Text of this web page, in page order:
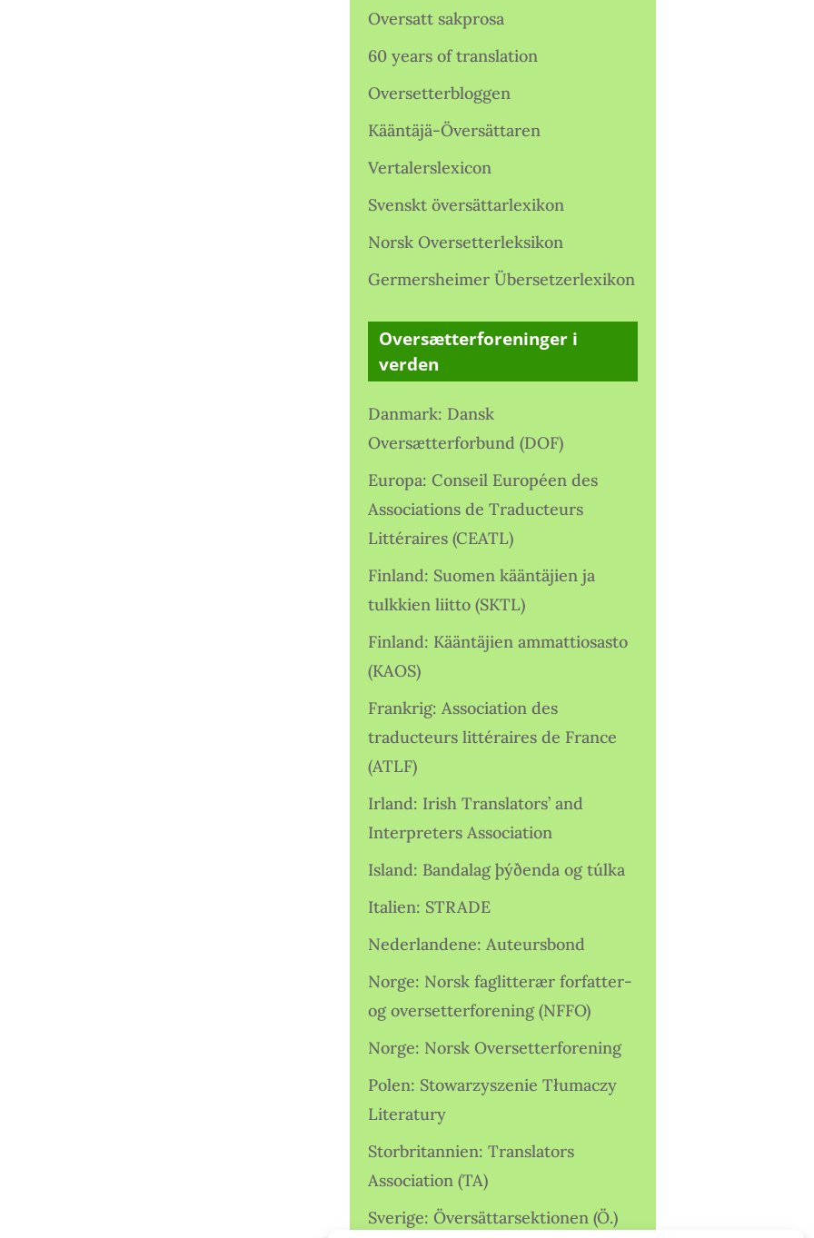
Oversatt sakprosa
60 years of translation
Oversetterbloggen
Kääntäjä-Översättaren
Vertalerslexicon
Svenskt översättarlexikon
Norsk Oversetterleksikon
Germersheimer Übersetzerlexikon
Oversætterforeninger i
verden
Danmark: Dansk
Oversætterforbund (DOF)
Europa: Conseil Européen des
Associations de Traducteurs
Littéraires (CEATL)
Finland: Suomen kääntäjien ja
tulkkien liitto (SKTL)
Finland: Kääntäjien ammattiosasto
(KAOS)
Frankrig: Association des
traducteurs littéraires de France
(ATLF)
Irland: Irish Translators’ and
Interpreters Association
Island: Bandalag þýðenda og túlka
Italien: STRADE
Nederlandene: Auteursbond
Norge: Norsk faglitterær forfatter-
og oversetterforening (NFFO)
Norge: Norsk Oversetterforening
Polen: Stowarzyszenie Tłumaczy
Literatury
Storbritannien: Translators
Association (TA)
Sverige: Översättarsektionen (Ö.)